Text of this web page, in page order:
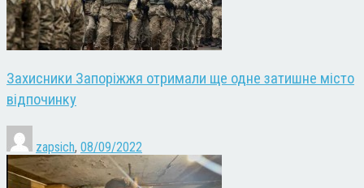
Захисники Запоріжжя отримали ще одне затишне місто
відпочинку
zapsich, 08/09/2022